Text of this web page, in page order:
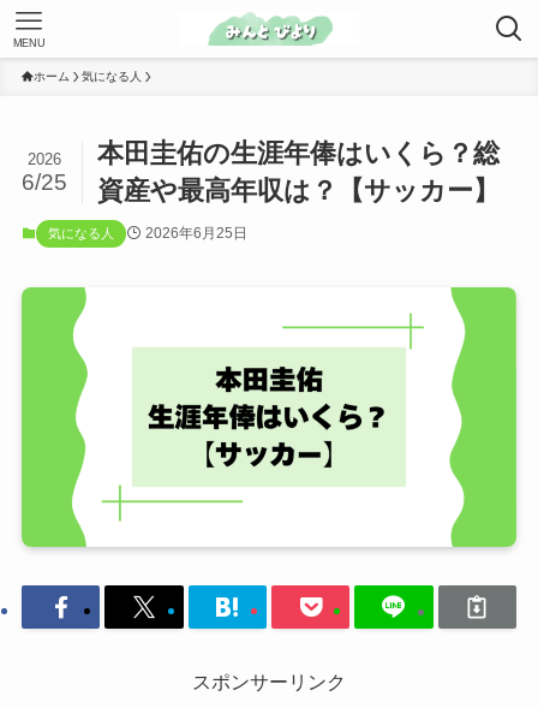
MENU
ホーム 気になる人
本田圭佑の生涯年俸はいくら？総
資産や最高年収は？【サッカー】
2026
6/25
気になる人 2026年6月25日
スポンサーリンク